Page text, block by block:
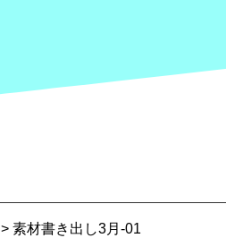
> 素材書き出し3月-01